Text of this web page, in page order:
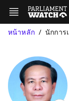
หน้าหลัก นักการ